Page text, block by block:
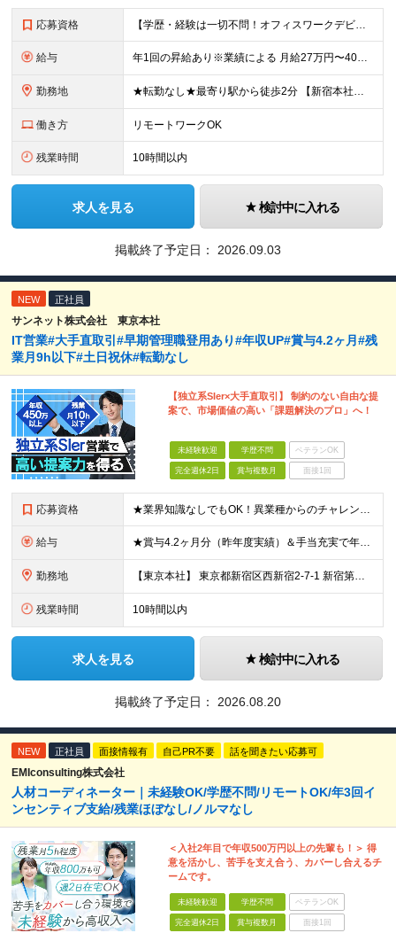
応募資格 【学歴・経験は一切不問！オフィスワークデビュー歓迎♪】 ●PCでの基本的な文字入力ができる方（Word、Excelの基本操作ができればOK） ☆こんな方にピッタリです☆ ◎スケジュール調整が得意な方
給与 年1回の昇給あり※業績による 月給27万円〜40万円＋皆勤手当（1万円）＋インセンティブ＋賞与年1回 ★インセンティブはマッチングの数で決定！ ・スタッフの8割は月2.5〜3万円程GET！ ・中に
勤務地 ★転勤なし★最寄り駅から徒歩2分 【新宿本社】 東京都新宿区新宿1-3-12 壱丁目参番館501
働き方 リモートワークOK
残業時間 10時間以内
求人を見る 検討中に入れる
掲載終了予定日： 2026.09.03
NEW 正社員
サンネット株式会社 東京本社
IT営業#大手直取引#早期管理職登用あり#年収UP#賞与4.2ヶ月#残
業月9h以下#土日祝休#転勤なし
【独立系SIer×大手直取引】 制約のない自由な提
案で、市場価値の高い「課題解決のプロ」へ！
未経験歓迎 学歴不問 ベテランOK
完全週休2日 賞与複数月 面接1回
応募資格 ★業界知識なしでもOK！異業種からのチャレンジ大歓迎 ★20代・30代の若手が中心となって活躍中 ◆学歴不問（学歴よりも、意欲とこれまでのご経験を評価する人物重視の採用です） 【必須条件】 ■法人営
給与 ★賞与4.2ヶ月分（昨年度実績）＆手当充実で年収UPも可能！ 月給29万円～35万円 ＋ 賞与年2回 ＋ 各種手当 ※前職（現職）の給与・経験・スキルを最大限考慮して金額を決定します。 ＜充実の手
勤務地 【東京本社】 東京都新宿区西新宿2-7-1 新宿第一生命ビル3階 ★転勤はありません！ ★「都庁前駅」からは駅直通で雨の日も濡れずに通勤可能です◎ ★東京メトロ丸の内線「西新宿駅」からも濡れずに来
残業時間 10時間以内
求人を見る 検討中に入れる
掲載終了予定日： 2026.08.20
NEW 正社員 面接情報有 自己PR不要 話を聞きたい応募可
EMIconsulting株式会社
人材コーディネーター｜未経験OK/学歴不問/リモートOK/年3回イ
ンセンティブ支給/残業ほぼなし/ノルマなし
＜入社2年目で年収500万円以上の先輩も！＞ 得
意を活かし、苦手を支え合う、カバーし合えるチ
ームです。
未経験歓迎 学歴不問 ベテランOK
完全週休2日 賞与複数月 面接1回